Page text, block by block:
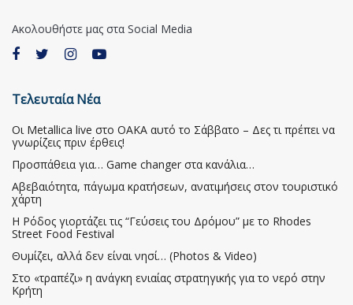
Ακολουθήστε μας στα Social Media
Τελευταία Νέα
Οι Metallica live στο ΟΑΚΑ αυτό το Σάββατο – Δες τι πρέπει να
γνωρίζεις πριν έρθεις!
Προσπάθεια για… Game changer στα κανάλια…
Αβεβαιότητα, πάγωμα κρατήσεων, ανατιμήσεις στον τουριστικό
χάρτη
Η Ρόδος γιορτάζει τις “Γεύσεις του Δρόμου” με το Rhodes
Street Food Festival
Θυμίζει, αλλά δεν είναι νησί… (Photos & Video)
Στο «τραπέζι» η ανάγκη ενιαίας στρατηγικής για το νερό στην
Κρήτη